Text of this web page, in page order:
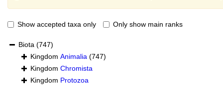
Show accepted taxa only Only show main ranks
Biota (747)
Kingdom Animalia (747)
Kingdom Chromista
Kingdom Protozoa